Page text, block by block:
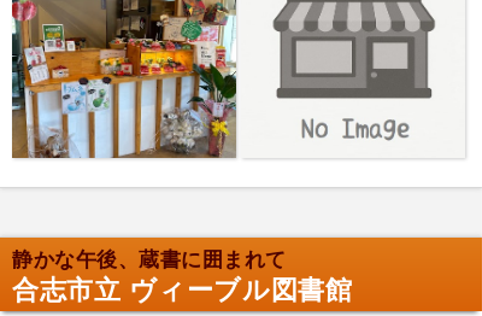
静かな午後、蔵書に囲まれて
合志市立 ヴィーブル図書館